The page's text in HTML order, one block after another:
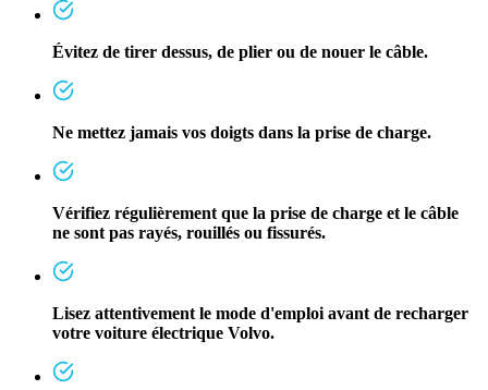
Évitez de tirer dessus, de plier ou de nouer le câble.
Ne mettez jamais vos doigts dans la prise de charge.
Vérifiez régulièrement que la prise de charge et le câble
ne sont pas rayés, rouillés ou fissurés.
Lisez attentivement le mode d'emploi avant de recharger
votre voiture électrique Volvo.